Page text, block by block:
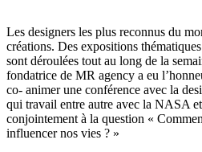
Les designers les plus reconnus du
créations. Des expositions
sont déroulées tout au long de la
fondatrice de MR agency a eu
co- animer une conférence avec la
qui travail entre autre avec la NASA
conjointement à la question «
influencer nos vies ? »